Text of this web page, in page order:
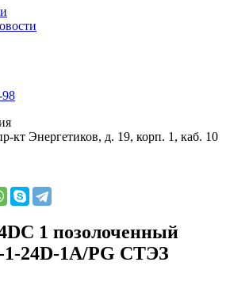
98
кт Энергетиков, д. 19, корп. 1, каб. 10
1 позолоченный
24D-1A/PG СТЭЗ